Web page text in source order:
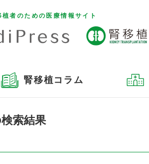
者のための医療情報サイト
腎移植コラム
索結果